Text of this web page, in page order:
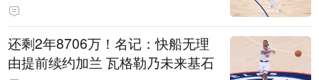
还剩2年8706万！名记：快船无理
由提前续约加兰 瓦格勒乃未来基石